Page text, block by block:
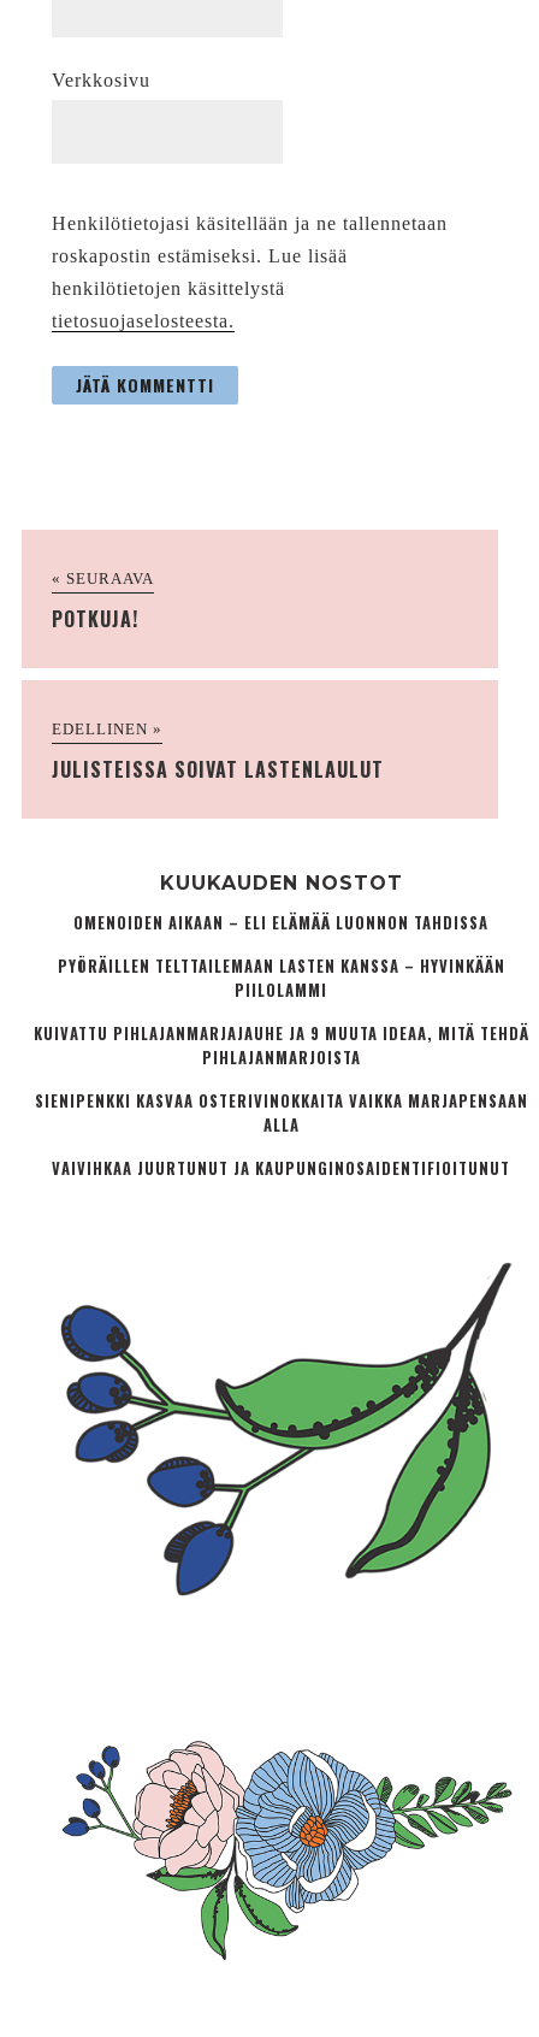
Verkkosivu
Henkilötietojasi käsitellään ja ne tallennetaan
roskapostin estämiseksi. Lue lisää
henkilötietojen käsittelystä
tietosuojaselosteesta.
« SEURAAVA
POTKUJA!
EDELLINEN »
JULISTEISSA SOIVAT LASTENLAULUT
KUUKAUDEN NOSTOT
OMENOIDEN AIKAAN – ELI ELÄMÄÄ LUONNON TAHDISSA
PYÖRÄILLEN TELTTAILEMAAN LASTEN KANSSA – HYVINKÄÄN
PIILOLAMMI
KUIVATTU PIHLAJANMARJAJAUHE JA 9 MUUTA IDEAA, MITÄ TEHDÄ
PIHLAJANMARJOISTA
SIENIPENKKI KASVAA OSTERIVINOKKAITA VAIKKA MARJAPENSAAN
ALLA
VAIVIHKAA JUURTUNUT JA KAUPUNGINOSA­IDENTIFIOITUNUT